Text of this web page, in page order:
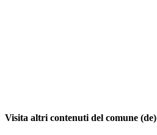
Visita altri contenuti del comune (de)